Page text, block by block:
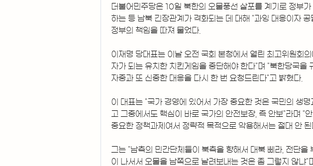
더불어민주당은 10일 북한의 오물풍선 살포를 계기로 정부
하는 등 남북 긴장관계가 격화되는 데 대해 "과잉 대응이자
정부의 책임을 따져 물었다.
이재명 당대표는 이날 오전 국회 본청에서 열린 최고위원회
자가 되는 유치한 치킨게임을 중단해야 한다"며 "북한당국을
자중과 또 신중한 대응을 다시 한 번 요청드린다"고 밝혔다.
이 대표는 "국가 경영에 있어서 가장 중요한 것은 국민의 생명
고 그중에서도 핵심이 바로 국가의 안전보장, 즉 안보"라며 "
중요한 정책과제여서 정략적 목적으로 악용해서는 절대 안 된
그는 "남측의 민간단체들이 북측을 향해서 대북 삐라, 전단을
이 나서서 오물을 남쪽으로 날려보내는 것은 좀 그렇지 않냐"